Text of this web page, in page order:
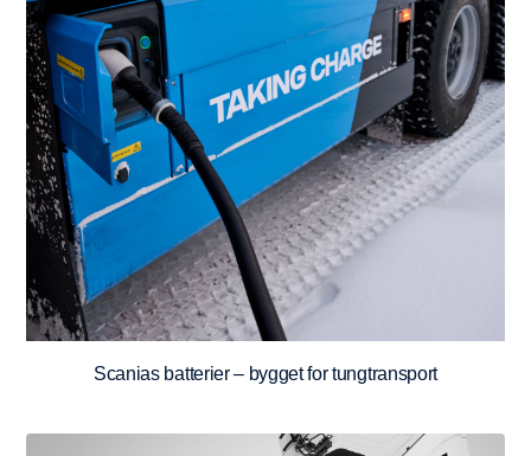
Scanias batterier – bygget for tungtransport